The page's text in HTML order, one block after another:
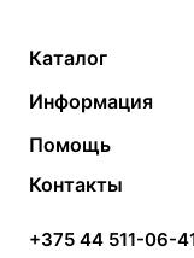
Каталог
Твердотопливные
Электрические
Банные печи
Камины и печи
Теплый пол
Радиаторы
Насосы
Дымоходы
Информация
Контакты
Статьи
Акции
Помощь
Монтаж систем
Контакты
+375 44 511-06-